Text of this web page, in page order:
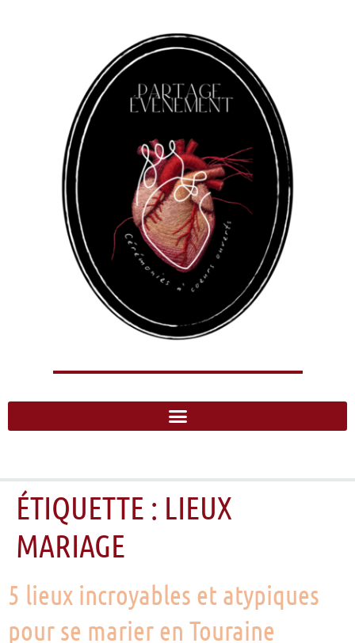
ÉTIQUETTE : LIEUX
MARIAGE
5 lieux incroyables et atypiques
pour se marier en Touraine